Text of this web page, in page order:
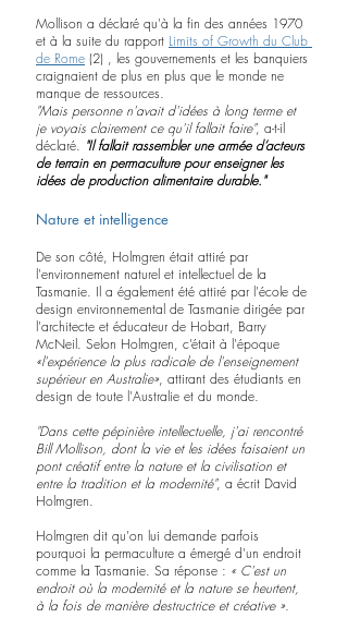
Mollison a déclaré qu'à la fin des années 1970
et à la suite du rapport Limits of Growth du Club
de Rome (2) , les gouvernements et les banquiers
craignaient de plus en plus que le monde ne
manque de ressources.
"Mais personne n'avait d'idées à long terme et
je voyais clairement ce qu'il fallait faire", a-t-il
déclaré. "Il fallait rassembler une armée d’acteurs
de terrain en permaculture pour enseigner les
idées de production alimentaire durable."
Nature et intelligence
De son côté, Holmgren était attiré par
l'environnement naturel et intellectuel de la
Tasmanie. Il a également été attiré par l'école de
design environnemental de Tasmanie dirigée par
l'architecte et éducateur de Hobart, Barry
McNeil. Selon Holmgren, c’était à l'époque
«l'expérience la plus radicale de l'enseignement
supérieur en Australie», attirant des étudiants en
design de toute l'Australie et du monde.
"Dans cette pépinière intellectuelle, j'ai rencontré
Bill Mollison, dont la vie et les idées faisaient un
pont créatif entre la nature et la civilisation et
entre la tradition et la modernité", a écrit David
Holmgren.
Holmgren dit qu'on lui demande parfois
pourquoi la permaculture a émergé d'un endroit
comme la Tasmanie. Sa réponse : « C'est un
endroit où la modernité et la nature se heurtent,
à la fois de manière destructrice et créative ».